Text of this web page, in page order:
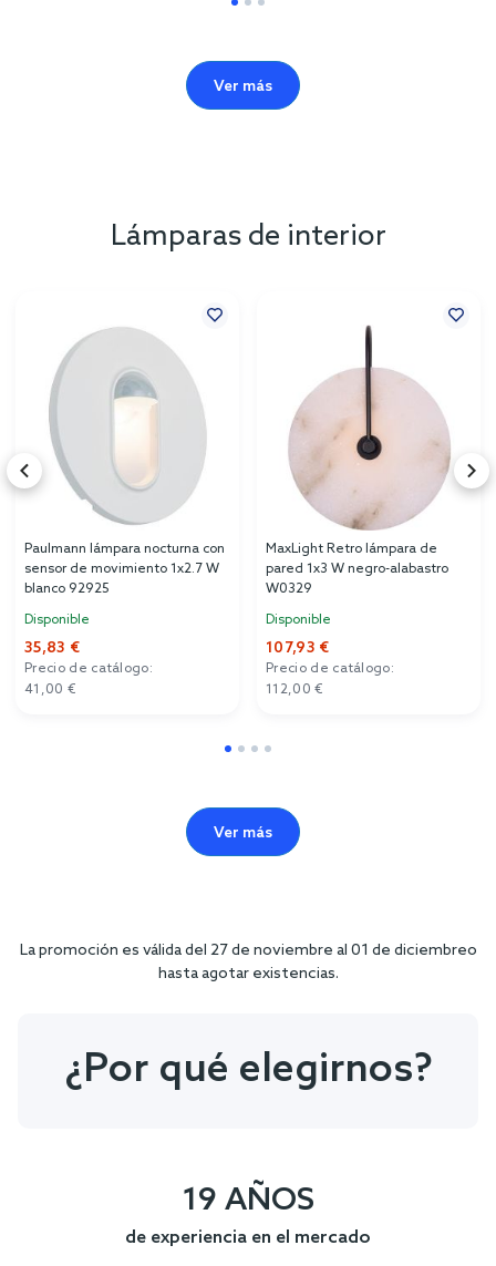
Ver más
Lámparas de interior
Paulmann lámpara nocturna con
sensor de movimiento 1x2.7 W
blanco 92925
Disponible
35,83 €
Precio de catálogo:
41,00 €
MaxLight Retro lámpara de
pared 1x3 W negro-alabastro
W0329
Disponible
107,93 €
Precio de catálogo:
112,00 €
Ver más
La promoción es válida del 27 de noviembre al 01 de diciembreo
hasta agotar existencias.
¿Por qué elegirnos?
19 AÑOS
de experiencia en el mercado